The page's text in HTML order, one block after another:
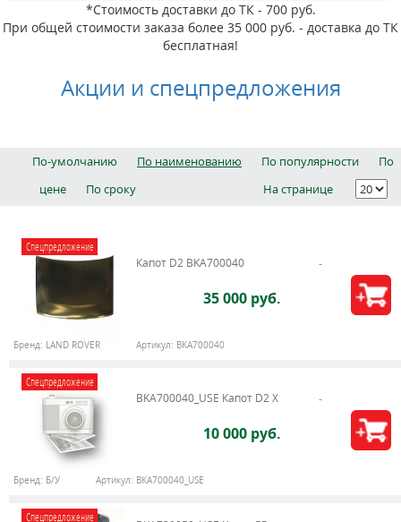
*Стоимость доставки до ТК - 700 руб.
При общей стоимости заказа более 35 000 руб. - доставка до ТК
бесплатная!
Акции и спецпредложения
По-умолчанию По наименованию По популярности
По
цене
По сроку На странице
Спецпредложение
Капот D2 BKA700040
35 000 руб.
Бренд: LAND ROVER Артикул: BKA700040
Спецпредложение
BKA700040_USE Капот D2 X
10 000 руб.
Бренд: Б/У Артикул: BKA700040_USE
Спецпредложение